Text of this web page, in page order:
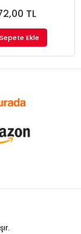
TL
Sepete Ekle